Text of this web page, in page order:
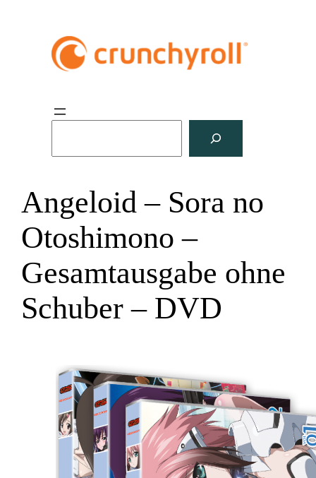
e
Angeloid – Sora no
Otoshimono –
Gesamtausgabe ohne
Schuber – DVD